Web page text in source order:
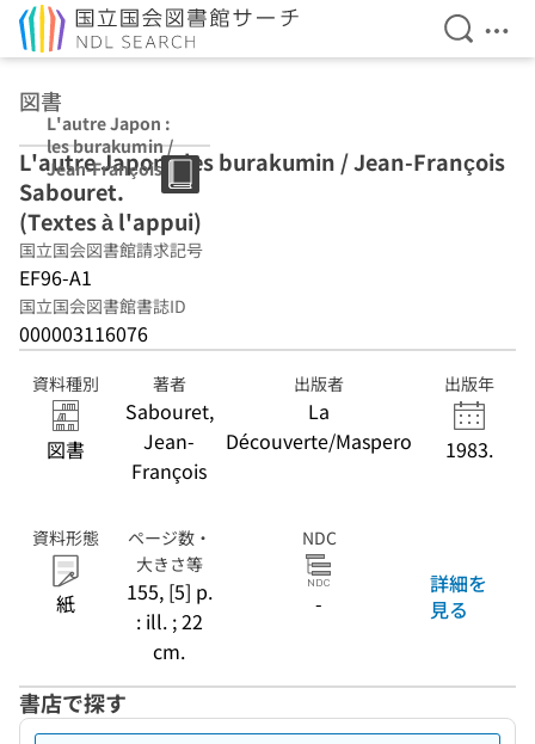
検索を
メ
図書
L'autre Japon :
les burakumin /
Jean-François
Sabouret.
(Textes à
l'appui)
L'autre Japon : les burakumin / Jean-François
Sabouret.
(Textes à l'appui)
国立国会図書館請求記号
EF96-A1
国立国会図書館書誌ID
000003116076
資料種別
図書
著者
Sabouret,
Jean-
François
出版者
La
Découverte/Maspero
出版年
1983.
資料形態
紙
ページ数・
大きさ等
155, [5] p.
: ill. ; 22
cm.
NDC
-
詳細を
見る
書店で探す